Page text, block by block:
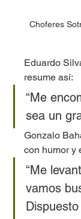
Choferes
Eduardo
resume así:
“Me
sea un
Gonzalo
con humor y
“Me
vamos